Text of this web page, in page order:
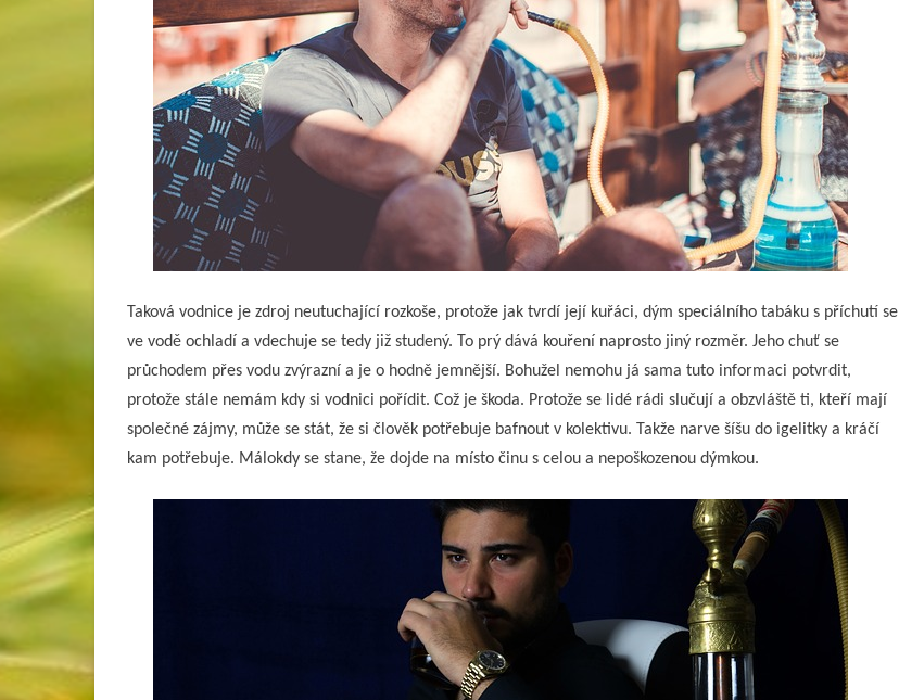
Taková vodnice je zdroj neutuchající rozkoše, protože jak tvrdí její kuřáci, dým speciálního tabáku s příchutí se
ve vodě ochladí a vdechuje se tedy již studený. To prý dává kouření naprosto jiný rozměr. Jeho chuť se
průchodem přes vodu zvýrazní a je o hodně jemnější. Bohužel nemohu já sama tuto informaci potvrdit,
protože stále nemám kdy si vodnici pořídit. Což je škoda. Protože se lidé rádi slučují a obzvláště ti, kteří mají
společné zájmy, může se stát, že si člověk potřebuje bafnout v kolektivu. Takže narve šíšu do igelitky a kráčí
kam potřebuje. Málokdy se stane, že dojde na místo činu s celou a nepoškozenou dýmkou.